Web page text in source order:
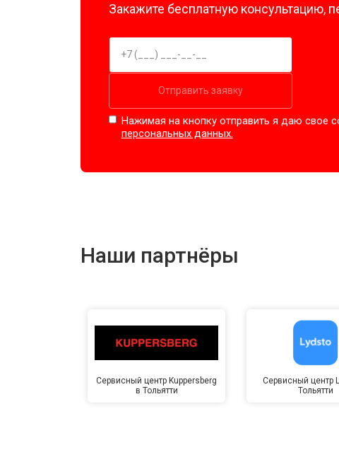
Закажите бесплатную консультацию,
Отправить заявку
Нажимая на кнопку отправить я даю свое
персональных данных.
Наши партнёры
Сервисный центр Kuppersberg
в Тольятти
Сервисный центр
Тольятти